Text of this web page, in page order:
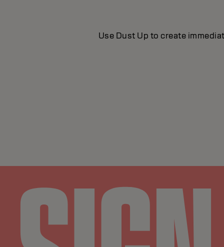
Use Dust Up to create